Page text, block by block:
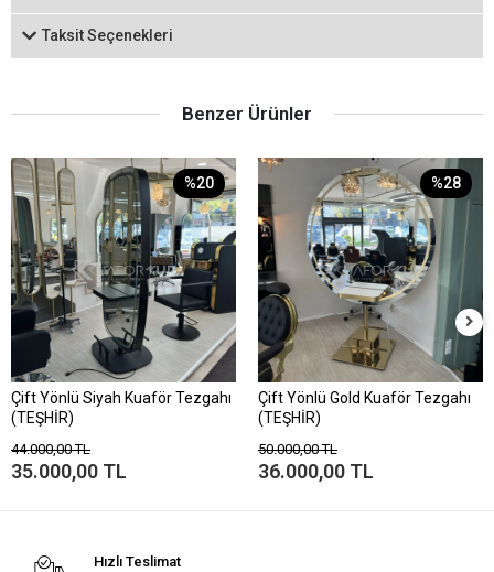
Taksit Seçenekleri
Benzer Ürünler
%20
Çift Yönlü Siyah Kuaför Tezgahı
(TEŞHİR)
44.000,00 TL
35.000,00 TL
%28
Çift Yönlü Gold Kuaför Tezgahı
(TEŞHİR)
50.000,00 TL
36.000,00 TL
Hızlı Teslimat